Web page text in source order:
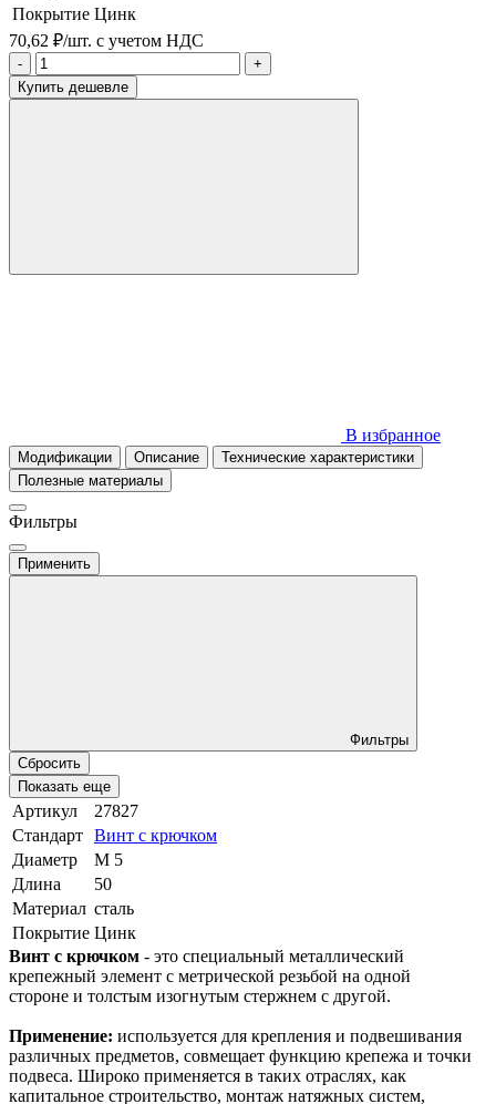
Покрытие Цинк
70,62 ₽/шт. с учетом НДС
-
+
Купить дешевле
В избранное
Модификации Описание
Технические характеристики
Полезные материалы
Фильтры
Применить
Фильтры
Сбросить
Показать еще
Артикул
27827
Стандарт Винт с крючком
Диаметр
М 5
Длина
50
Материал сталь
Покрытие Цинк
Винт с крючком - это специальный металлический
крепежный элемент с метрической резьбой на одной
стороне и толстым изогнутым стержнем с другой.
Применение: используется для крепления и подвешивания
различных предметов, совмещает функцию крепежа и точки
подвеса. Широко применяется в таких отраслях, как
капитальное строительство, монтаж натяжных систем,